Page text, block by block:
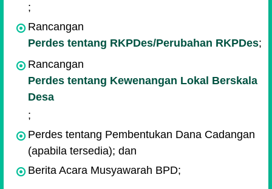
;
Rancangan
Perdes tentang RKPDes/Perubahan RKPDes;
Rancangan
Perdes tentang Kewenangan Lokal Berskala
Desa
;
Perdes tentang Pembentukan Dana Cadangan
(apabila tersedia); dan
Berita Acara Musyawarah BPD;